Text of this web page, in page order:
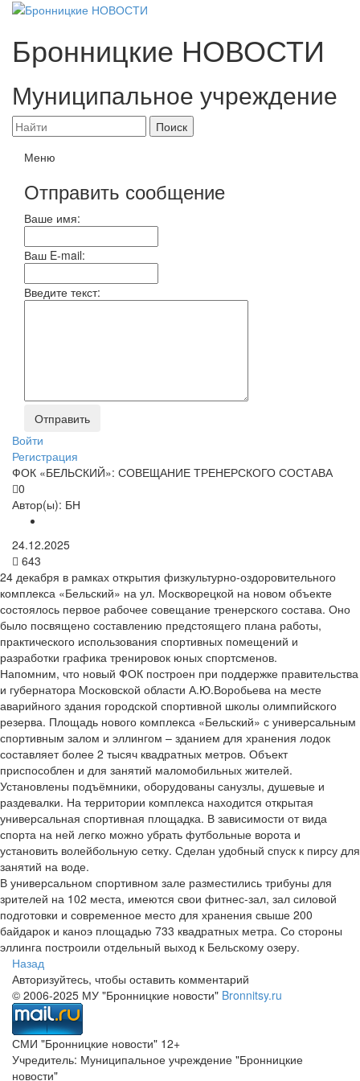
Бронницкие НОВОСТИ
Муниципальное учреждение
Меню
Отправить сообщение
Ваше имя:
Ваш E-mail:
Введите текст:
Войти
Регистрация
ФОК «БЕЛЬСКИЙ»: СОВЕЩАНИЕ ТРЕНЕРСКОГО СОСТАВА
0
Автор(ы): БН
24.12.2025
643
24 декабря в рамках открытия физкультурно-оздоровительного
комплекса «Бельский» на ул. Москворецкой на новом объекте
состоялось первое рабочее совещание тренерского состава. Оно
было посвящено составлению предстоящего плана работы,
практического использования спортивных помещений и
разработки графика тренировок юных спортсменов.
Напомним, что новый ФОК построен при поддержке правительства
и губернатора Московской области А.Ю.Воробьева на месте
аварийного здания городской спортивной школы олимпийского
резерва. Площадь нового комплекса «Бельский» с универсальным
спортивным залом и эллингом – зданием для хранения лодок
составляет более 2 тысяч квадратных метров. Объект
приспособлен и для занятий маломобильных жителей.
Установлены подъёмники, оборудованы санузлы, душевые и
раздевалки. На территории комплекса находится открытая
универсальная спортивная площадка. В зависимости от вида
спорта на ней легко можно убрать футбольные ворота и
установить волейбольную сетку. Сделан удобный спуск к пирсу для
занятий на воде.
В универсальном спортивном зале разместились трибуны для
зрителей на 102 места, имеются свои фитнес-зал, зал силовой
подготовки и современное место для хранения свыше 200
байдарок и каноэ площадью 733 квадратных метра. Со стороны
эллинга построили отдельный выход к Бельскому озеру.
Назад
Авторизуйтесь, чтобы оставить комментарий
© 2006-2025 МУ "Бронницкие новости" Bronnitsy.ru
СМИ "Бронницкие новости" 12+
Учредитель: Муниципальное учреждение "Бронницкие
новости"